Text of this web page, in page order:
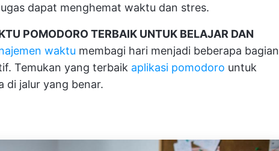
dapat menghemat waktu dan stres.
POMODORO TERBAIK UNTUK BELAJAR DAN
waktu membagi hari menjadi beberapa bagian
Temukan yang terbaik aplikasi pomodoro untuk
di jalur yang benar.